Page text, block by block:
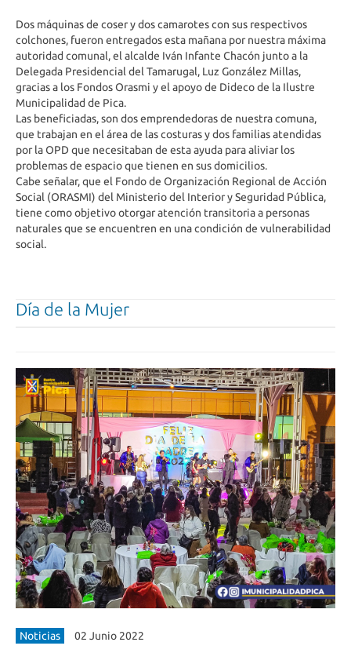
Dos máquinas de coser y dos camarotes con sus respectivos
colchones, fueron entregados esta mañana por nuestra máxima
autoridad comunal, el alcalde Iván Infante Chacón junto a la
Delegada Presidencial del Tamarugal, Luz González Millas,
gracias a los Fondos Orasmi y el apoyo de Dideco de la Ilustre
Municipalidad de Pica.
Las beneficiadas, son dos emprendedoras de nuestra comuna,
que trabajan en el área de las costuras y dos familias atendidas
por la OPD que necesitaban de esta ayuda para aliviar los
problemas de espacio que tienen en sus domicilios.
Cabe señalar, que el Fondo de Organización Regional de Acción
Social (ORASMI) del Ministerio del Interior y Seguridad Pública,
tiene como objetivo otorgar atención transitoria a personas
naturales que se encuentren en una condición de vulnerabilidad
social.
Día de la Mujer
Noticias 02 Junio 2022